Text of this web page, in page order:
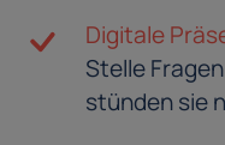
Digitale
Stelle
stünden sie